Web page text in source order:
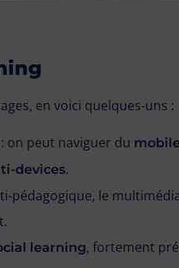
en voici quelques-uns :
: on peut naviguer du
devices.
pédagogique, le
learning, fortement